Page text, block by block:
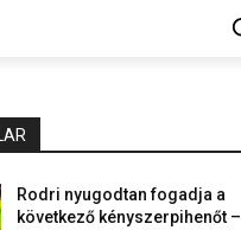
Rodri nyugodtan fogadja a
következő kényszerpihenőt –